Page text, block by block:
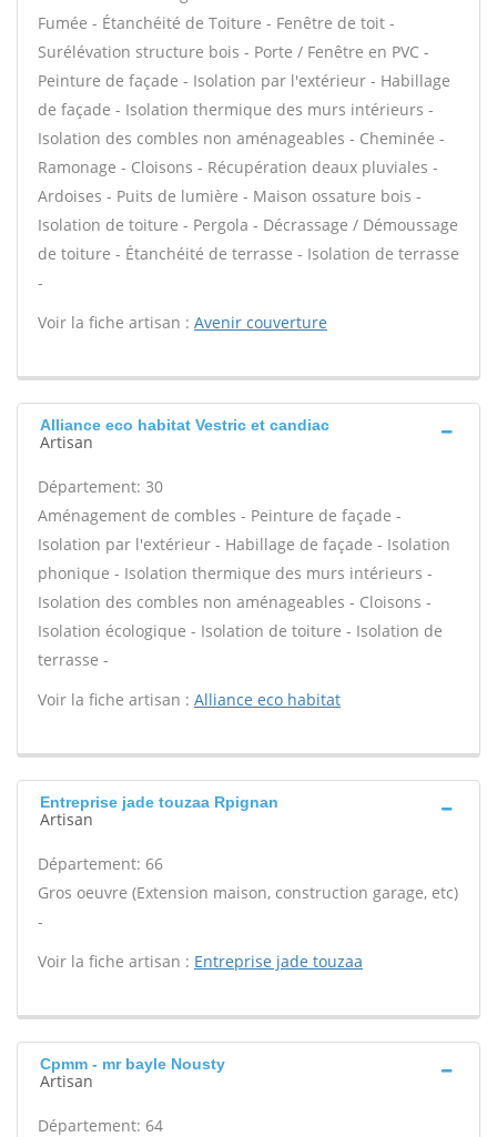
Fumée - Étanchéité de Toiture - Fenêtre de toit -
Surélévation structure bois - Porte / Fenêtre en PVC -
Peinture de façade - Isolation par l'extérieur - Habillage
de façade - Isolation thermique des murs intérieurs -
Isolation des combles non aménageables - Cheminée -
Ramonage - Cloisons - Récupération deaux pluviales -
Ardoises - Puits de lumière - Maison ossature bois -
Isolation de toiture - Pergola - Décrassage / Démoussage
de toiture - Étanchéité de terrasse - Isolation de terrasse
-
Voir la fiche artisan : Avenir couverture
Alliance eco habitat Vestric et candiac
Artisan
Département: 30
Aménagement de combles - Peinture de façade -
Isolation par l'extérieur - Habillage de façade - Isolation
phonique - Isolation thermique des murs intérieurs -
Isolation des combles non aménageables - Cloisons -
Isolation écologique - Isolation de toiture - Isolation de
terrasse -
Voir la fiche artisan : Alliance eco habitat
Entreprise jade touzaa Rpignan
Artisan
Département: 66
Gros oeuvre (Extension maison, construction garage, etc)
-
Voir la fiche artisan : Entreprise jade touzaa
Cpmm - mr bayle Nousty
Artisan
Département: 64